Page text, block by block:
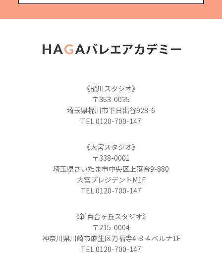
《桶川スタジオ》
〒363-0025
埼玉県桶川市下日出谷928-6
TEL 0120-700-147
《大宮スタジオ》
〒338-0001
埼玉県さいたま市中央区上落合9-880
大宮プレジデントM1F
TEL 0120-700-147
《新百合ヶ丘スタジオ》
〒215-0004
神奈川県川崎市麻生区万福寺4-8-4 ベルナ1F
TEL 0120-700-147